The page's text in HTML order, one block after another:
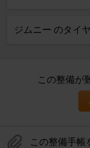
ジムニー のタイ
この整備が
この整備手帳